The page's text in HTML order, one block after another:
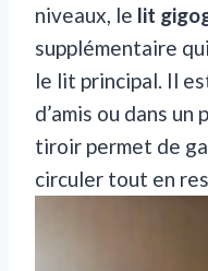
niveaux, le lit
supplémentaire
le lit principal. Il
d’amis ou dans
tiroir permet de
circuler tout en